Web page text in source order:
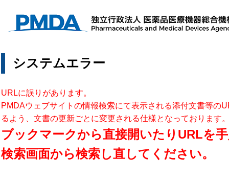
システムエラー
URLに誤りがあります。
PMDAウェブサイトの情報検索にて表示される添付文書等の
るよう、文書の更新ごとに変更される仕様となっております
ブックマークから直接開いたりURLを
検索画面から検索し直してください。